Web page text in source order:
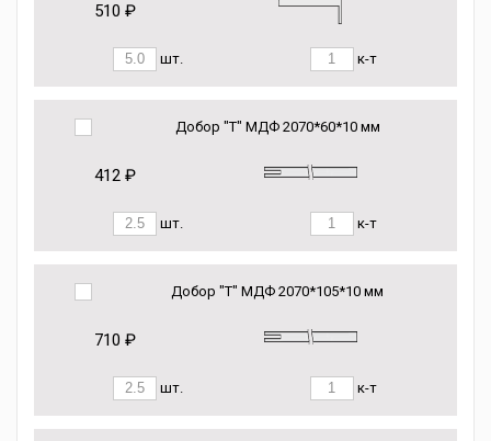
510 ₽
шт. к-т
Добор "Т" МДФ 2070*60*10 мм
412 ₽
шт. к-т
Добор "Т" МДФ 2070*105*10 мм
710 ₽
шт. к-т